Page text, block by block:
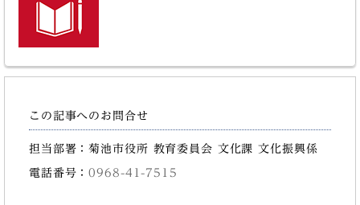
この記事へのお問合せ
担当部署：菊池市役所 教育委員会 文化課 文化振興係
電話番号：0968-41-7515